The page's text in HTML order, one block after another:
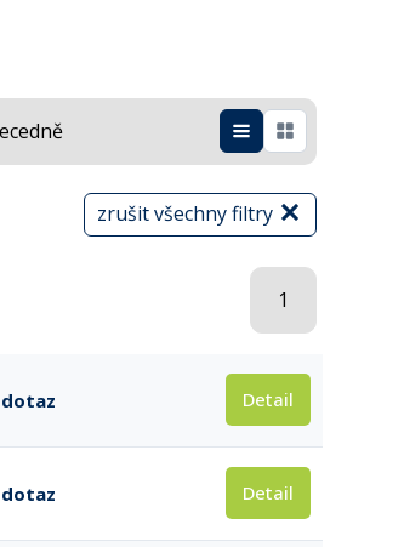
zrušit všechny filtry
1
Detail
Detail